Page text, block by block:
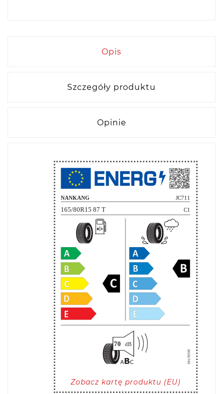
Opis
Szczegóły produktu
Opinie
Zobacz kartę produktu (EU)